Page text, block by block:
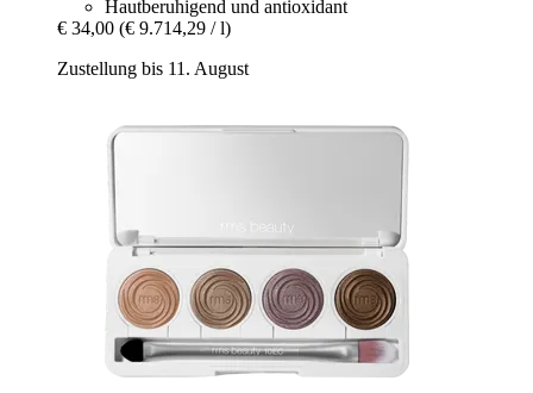
Hautberuhigend und antioxidant
€ 34,00 (€ 9.714,29 / l)
Zustellung bis 11. August